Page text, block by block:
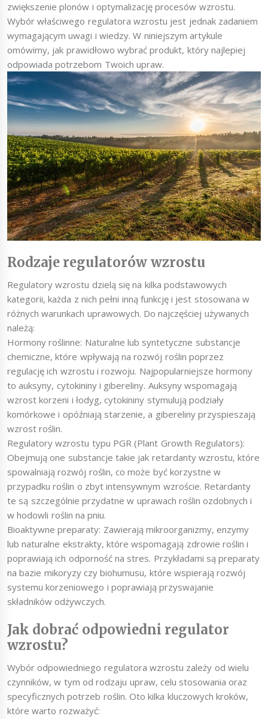
zwiększenie plonów i optymalizację procesów wzrostu.
Wybór właściwego regulatora wzrostu jest jednak zadaniem
wymagającym uwagi i wiedzy. W niniejszym artykule
omówimy, jak prawidłowo wybrać produkt, który najlepiej
odpowiada potrzebom Twoich upraw.
Rodzaje regulatorów wzrostu
Regulatory wzrostu dzielą się na kilka podstawowych
kategorii, każda z nich pełni inną funkcję i jest stosowana w
różnych warunkach uprawowych. Do najczęściej używanych
należą:
Hormony roślinne: Naturalne lub syntetyczne substancje
chemiczne, które wpływają na rozwój roślin poprzez
regulację ich wzrostu i rozwoju. Najpopularniejsze hormony
to auksyny, cytokininy i gibereliny. Auksyny wspomagają
wzrost korzeni i łodyg, cytokininy stymulują podziały
komórkowe i opóźniają starzenie, a gibereliny przyspieszają
wzrost roślin.
Regulatory wzrostu typu PGR (Plant Growth Regulators):
Obejmują one substancje takie jak retardanty wzrostu, które
spowalniają rozwój roślin, co może być korzystne w
przypadku roślin o zbyt intensywnym wzroście. Retardanty
te są szczególnie przydatne w uprawach roślin ozdobnych i
w hodowli roślin na pniu.
Bioaktywne preparaty: Zawierają mikroorganizmy, enzymy
lub naturalne ekstrakty, które wspomagają zdrowie roślin i
poprawiają ich odporność na stres. Przykładami są preparaty
na bazie mikoryzy czy biohumusu, które wspierają rozwój
systemu korzeniowego i poprawiają przyswajanie
składników odżywczych.
Jak dobrać odpowiedni regulator
wzrostu?
Wybór odpowiedniego regulatora wzrostu zależy od wielu
czynników, w tym od rodzaju upraw, celu stosowania oraz
specyficznych potrzeb roślin. Oto kilka kluczowych kroków,
które warto rozważyć: